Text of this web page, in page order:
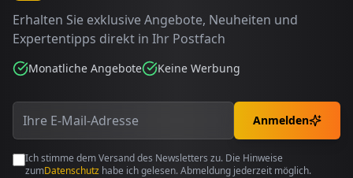
Erhalten Sie exklusive Angebote, Neuheiten und
Expertentipps direkt in Ihr Postfach
Monatliche Angebote Keine Werbung
Anmelden
Ich stimme dem Versand des Newsletters zu. Die Hinweise
zumDatenschutz habe ich gelesen. Abmeldung jederzeit möglich.